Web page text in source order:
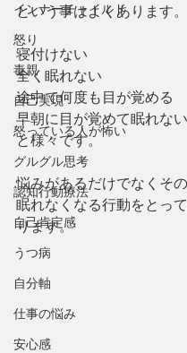
インナーチャイルド
怒り
毒親
自己実現
怒っている人が怖い
グルグル思考
認知行動療法
自己肯定感
うつ病
自分軸
仕事の悩み
安心感
という事はよくあります。
寝付けない
全く眠れない
途中で何度も目が覚める
早朝に目が覚めて眠れない
と様々です。
悩みがあるだけでなくそ
眠れなくなる行動をとっ
ります。